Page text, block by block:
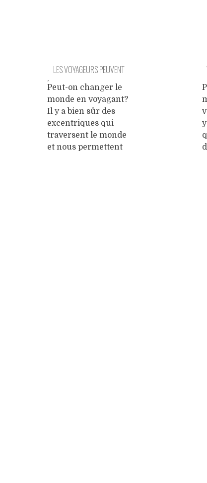
LES VOYAGEURS PEUVENT
ÊTRE BIEN PLUS QUE DE SEULS
CONSOMMATEURS
Peut-on changer le
monde en voyagant?
Il y a bien sûr des
excentriques qui
traversent le monde
et nous permettent